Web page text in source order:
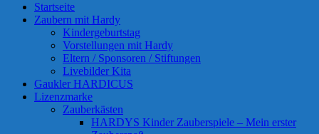
Startseite
Zaubern mit Hardy
Kindergeburtstag
Vorstellungen mit Hardy
Eltern / Sponsoren / Stiftungen
Livebilder Kita
Gaukler HARDICUS
Lizenzmarke
Zauberkästen
HARDYS Kinder Zauberspiele – Mein erster